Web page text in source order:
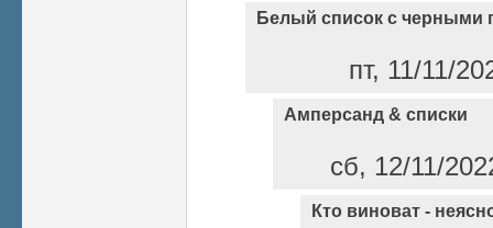
Белый список с черными
пт, 11/11/
Амперсанд & списки
сб, 12/11/
Кто виноват -